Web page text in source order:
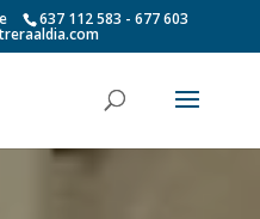
637 112 583 - 677 603